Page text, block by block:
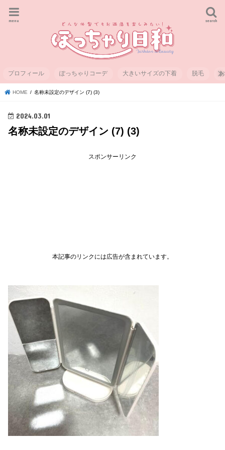
search
menu
プロフィール ぽっちゃりコーデ 大きいサイズの下着 脱毛
HOME 名称未設定のデザイン (7) (3)
2024.03.01
名称未設定のデザイン (7) (3)
スポンサーリンク
本記事のリンクには広告が含まれています。